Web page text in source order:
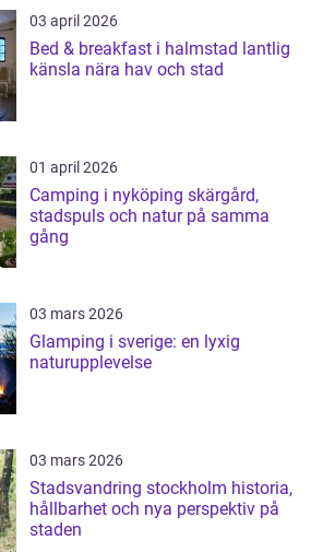
03 april 2026
Bed & breakfast i halmstad lantlig
känsla nära hav och stad
01 april 2026
Camping i nyköping skärgård,
stadspuls och natur på samma
gång
03 mars 2026
Glamping i sverige: en lyxig
naturupplevelse
03 mars 2026
Stadsvandring stockholm historia,
hållbarhet och nya perspektiv på
staden